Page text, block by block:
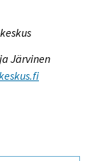
Järvinen